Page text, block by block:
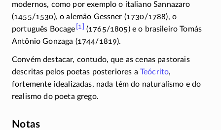
modernos, como por exemplo o italiano Sannazaro
(1455/1530), o alemão Gessner (1730/1788), o
português Bocage [1] (1765/1805)e o brasileiro Tomás
Antônio Gonzaga (1744/1819).
Convém destacar, contudo, que as cenas pastorais
descritas pelos poetas posteriores a Teócrito,
fortemente idealizadas, nada têm do naturalismo e do
realismo do poeta grego.
Notas